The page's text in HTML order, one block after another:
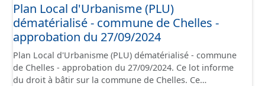
administratives, le rapport de présentation, le PADD, le
règlement, les annexes, les orientations d'aménagement
et les données géographiques. Malgré l'attention portée
à la création de ces données, il est rappelé que seuls les
documents papier font foi et sont opposables d'un point
de vue juridique.
Plan Local d'Urbanisme (PLU)
dématérialisé - commune de Chelles -
approbation du 27/09/2024
Plan Local d'Urbanisme (PLU) dématérialisé - commune
de Chelles - approbation du 27/09/2024. Ce lot informe
du droit à bâtir sur la commune de Chelles. Ce